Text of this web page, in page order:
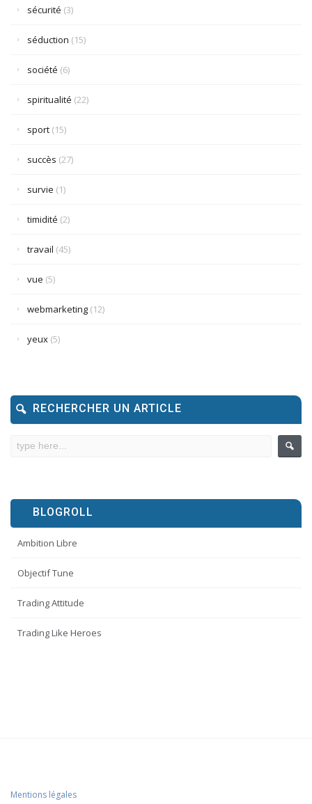
sécurité (3)
séduction (15)
société (6)
spiritualité (22)
sport (15)
succès (27)
survie (1)
timidité (2)
travail (45)
vue (5)
webmarketing (12)
yeux (5)
RECHERCHER UN ARTICLE
BLOGROLL
Ambition Libre
Objectif Tune
Trading Attitude
Trading Like Heroes
Mentions légales